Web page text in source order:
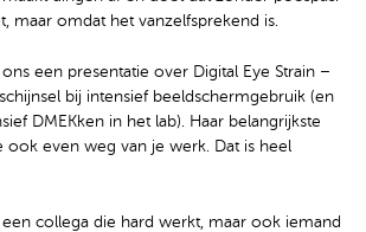
maar omdat het vanzelfsprekend is.
een presentatie over Digital Eye Strain –
bij intensief beeldschermgebruik (en
DMEKken in het lab). Haar belangrijkste
ook even weg van je werk. Dat is heel
een collega die hard werkt, maar ook iemand